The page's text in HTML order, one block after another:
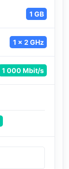
1 GB
1 x 2 GHz
1 000 Mbit/s